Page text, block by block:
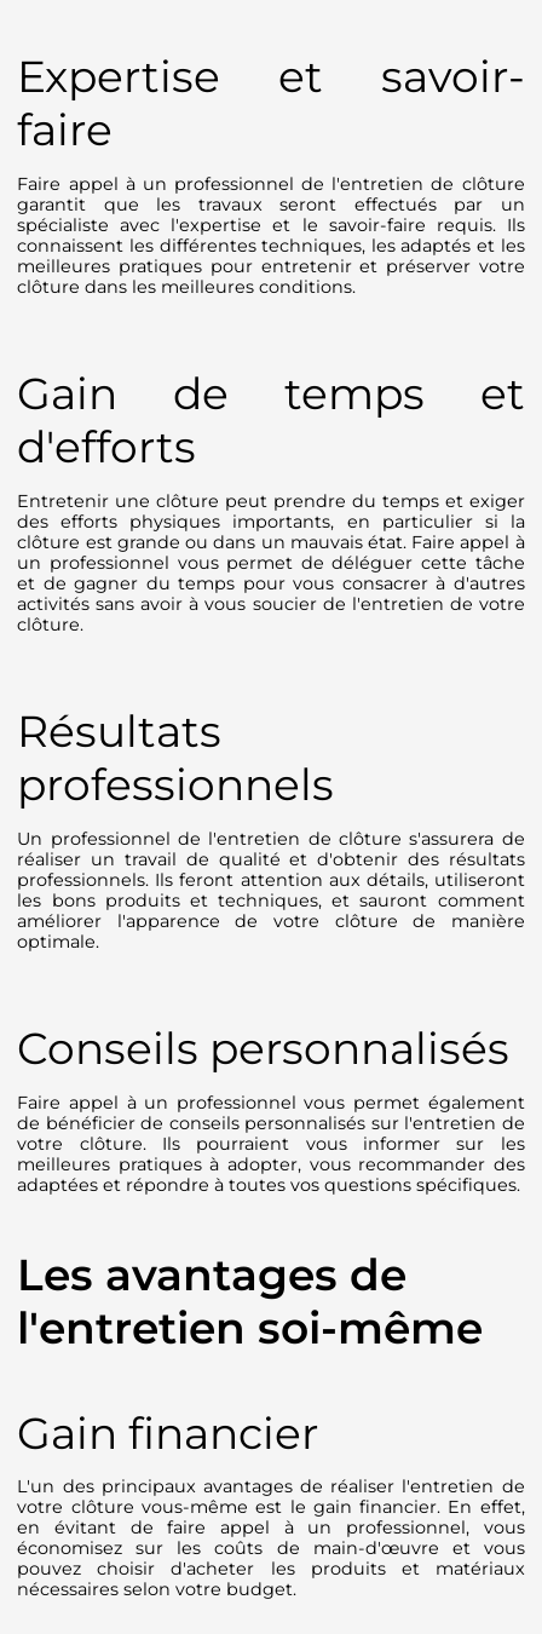
Expertise et savoir-
faire
Faire appel à un professionnel de l'entretien de clôture
garantit que les travaux seront effectués par un
spécialiste avec l'expertise et le savoir-faire requis. Ils
connaissent les différentes techniques, les adaptés et les
meilleures pratiques pour entretenir et préserver votre
clôture dans les meilleures conditions.
Gain de temps et
d'efforts
Entretenir une clôture peut prendre du temps et exiger
des efforts physiques importants, en particulier si la
clôture est grande ou dans un mauvais état. Faire appel à
un professionnel vous permet de déléguer cette tâche
et de gagner du temps pour vous consacrer à d'autres
activités sans avoir à vous soucier de l'entretien de votre
clôture.
Résultats
professionnels
Un professionnel de l'entretien de clôture s'assurera de
réaliser un travail de qualité et d'obtenir des résultats
professionnels. Ils feront attention aux détails, utiliseront
les bons produits et techniques, et sauront comment
améliorer l'apparence de votre clôture de manière
optimale.
Conseils personnalisés
Faire appel à un professionnel vous permet également
de bénéficier de conseils personnalisés sur l'entretien de
votre clôture. Ils pourraient vous informer sur les
meilleures pratiques à adopter, vous recommander des
adaptées et répondre à toutes vos questions spécifiques.
Les avantages de
l'entretien soi-même
Gain financier
L'un des principaux avantages de réaliser l'entretien de
votre clôture vous-même est le gain financier. En effet,
en évitant de faire appel à un professionnel, vous
économisez sur les coûts de main-d'œuvre et vous
pouvez choisir d'acheter les produits et matériaux
nécessaires selon votre budget.